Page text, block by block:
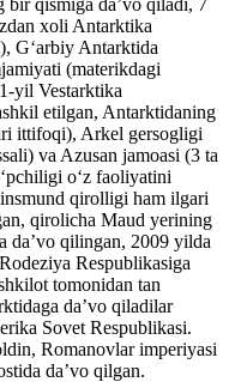
xoli Antarktika
Gʻarbiy Antarktida
(materikdagi
yil Vestarktika
etilgan, Antarktidaning
ittifoqi), Arkel gersogligi
va Azusan jamoasi (3 ta
oʻz faoliyatini
qirolligi ham ilgari
qirolicha Maud yerining
daʼvo qilingan, 2009 yilda
Respublikasiga
tomonidan tan
daʼvo qiladilar
Sovet Respublikasi.
Romanovlar imperiyasi
daʼvo qilgan.